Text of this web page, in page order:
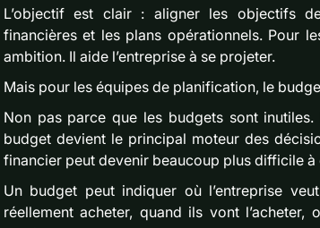
L’objectif est clair : aligner les objectifs
financières et les plans opérationnels. Pour
ambition. Il aide l’entreprise à se projeter.
Mais pour les équipes de planification, le
Non pas parce que les budgets sont
budget devient le principal moteur des
financier peut devenir beaucoup plus difficile
Un budget peut indiquer où l’entreprise
réellement acheter, quand ils vont